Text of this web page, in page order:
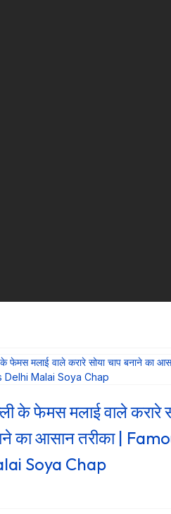
के फेमस मलाई वाले करारे
का आसान तरीका |
Soya Chap